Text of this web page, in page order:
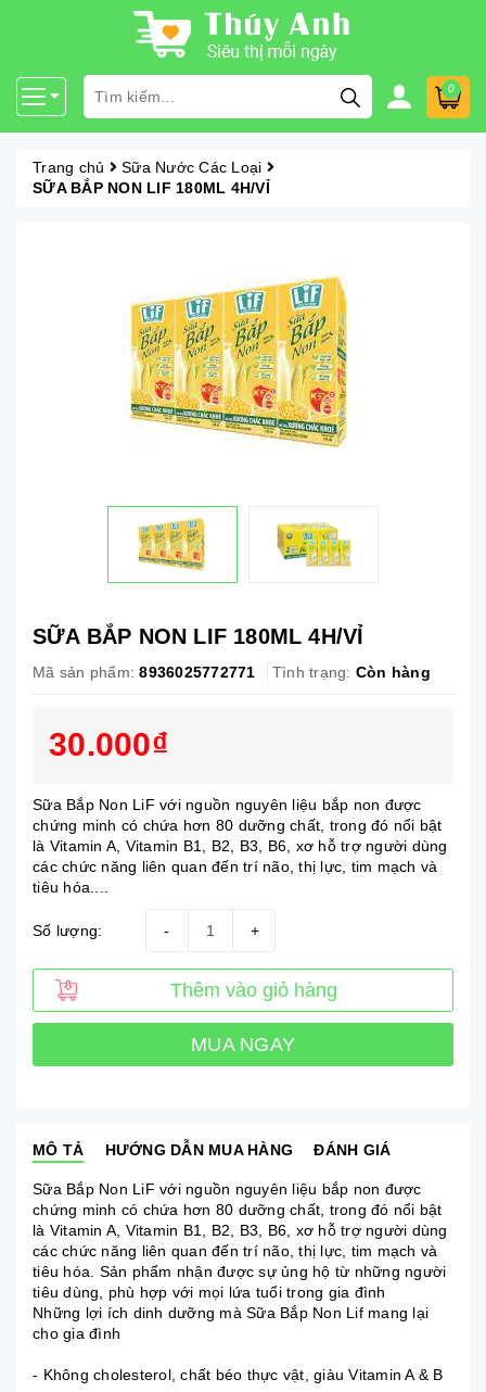
0
Trang chủ
Sữa Nước Các Loại
SỮA BẮP NON LIF 180ML 4H/VỈ
SỮA BẮP NON LIF 180ML 4H/VỈ
Mã sản phẩm: 8936025772771 Tình trạng: Còn hàng
30.000₫
Sữa Bắp Non LiF với nguồn nguyên liệu bắp non được
chứng minh có chứa hơn 80 dưỡng chất, trong đó nổi bật
là Vitamin A, Vitamin B1, B2, B3, B6, xơ hỗ trợ người dùng
các chức năng liên quan đến trí não, thị lực, tim mạch và
tiêu hóa....
Số lượng: +
-
Thêm vào giỏ hàng
MUA NGAY
MÔ TẢ HƯỚNG DẪN MUA HÀNG ĐÁNH GIÁ
Sữa Bắp Non LiF với nguồn nguyên liệu bắp non được
chứng minh có chứa hơn 80 dưỡng chất, trong đó nổi bật
là Vitamin A, Vitamin B1, B2, B3, B6, xơ hỗ trợ người dùng
các chức năng liên quan đến trí não, thị lực, tim mạch và
tiêu hóa. Sản phẩm nhận được sự ủng hộ từ những người
tiêu dùng, phù hợp với mọi lứa tuổi trong gia đình
Những lợi ích dinh dưỡng mà Sữa Bắp Non Lif mang lại
cho gia đình
- Không cholesterol, chất béo thực vật, giàu Vitamin A & B